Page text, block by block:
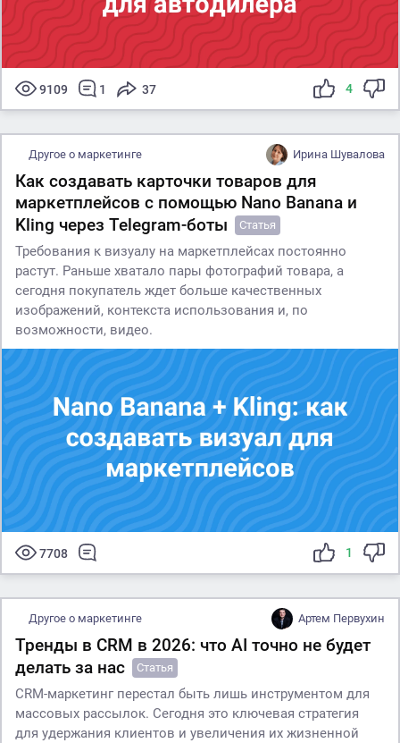
9109 1 37 4
Другое о маркетинге Ирина Шувалова
Как создавать карточки товаров для
маркетплейсов с помощью Nano Banana и
Kling через Telegram-боты
Статья
Требования к визуалу на маркетплейсах постоянно
растут. Раньше хватало пары фотографий товара, а
сегодня покупатель ждет больше качественных
изображений, контекста использования и, по
возможности, видео.
7708 1
Другое о маркетинге Артем Первухин
Тренды в CRM в 2026: что AI точно не будет
делать за нас
Статья
CRM-маркетинг перестал быть лишь инструментом для
массовых рассылок. Сегодня это ключевая стратегия
для удержания клиентов и увеличения их жизненной